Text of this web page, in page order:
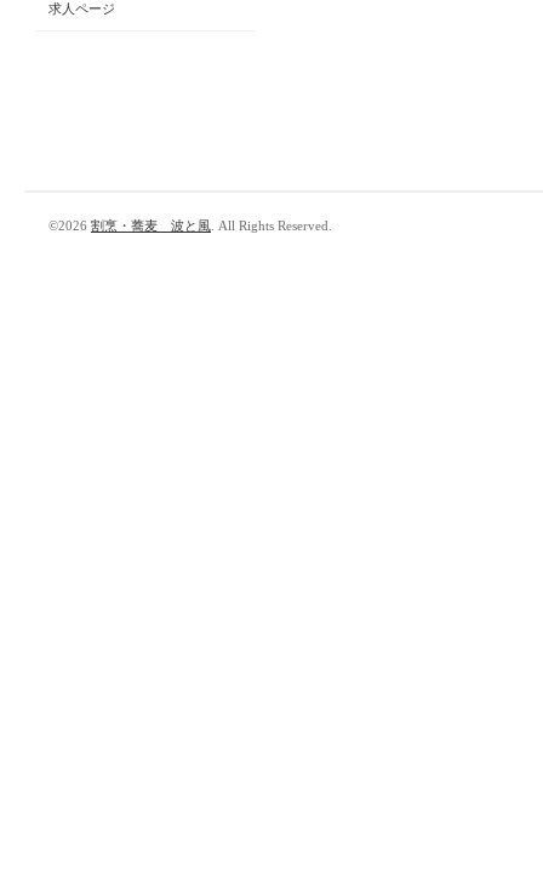
求人ページ
©2026 割烹・蕎麦 波と風 . All Rights Reserved.